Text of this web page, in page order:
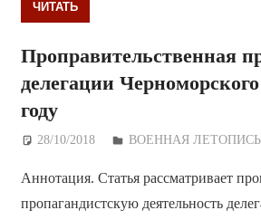
ЧИТАТЬ
Проправительственная
делегации
году
28/10/2018 Дежурный по Редакции
ВОЕННАЯ
Аннотация. Статья рассматривает
пропагандистскую деятельность